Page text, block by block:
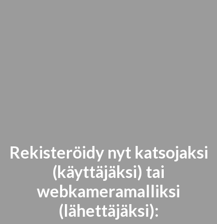
Rekisteröidy nyt katsojaksi
(käyttäjäksi) tai
webkameramalliksi
(lähettäjäksi):